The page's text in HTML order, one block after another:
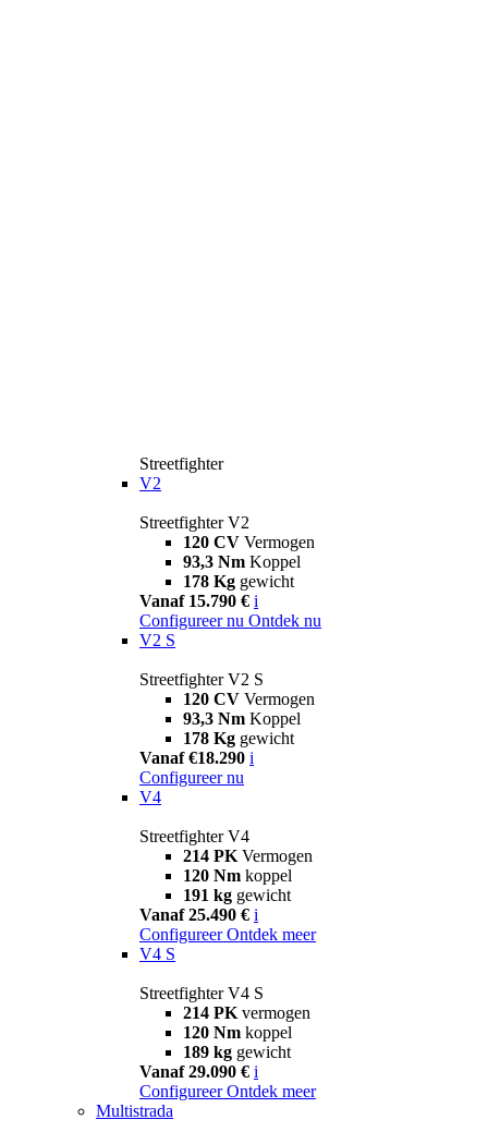
Streetfighter
V2
Streetfighter V2
120 CV Vermogen
93,3 Nm Koppel
178 Kg gewicht
Vanaf 15.790 € i
Configureer nu Ontdek nu
V2 S
Streetfighter V2 S
120 CV Vermogen
93,3 Nm Koppel
178 Kg gewicht
Vanaf €18.290 i
Configureer nu
V4
Streetfighter V4
214 PK Vermogen
120 Nm koppel
191 kg gewicht
Vanaf 25.490 € i
Configureer Ontdek meer
V4 S
Streetfighter V4 S
214 PK vermogen
120 Nm koppel
189 kg gewicht
Vanaf 29.090 € i
Configureer Ontdek meer
Multistrada